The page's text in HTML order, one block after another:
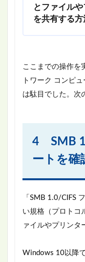
とファイル
を共有する方
ここまでの操作を
トワーク コンピ
は駄目でした。次
4 SMB
ートを確
「SMB 1.0/CIFS
い規格（プロトコ
ァイルやプリンタ
Windows 10以降